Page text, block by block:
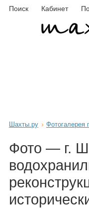
Поиск Кабинет
Шахты.ру Фотогалерея
Фото — г.